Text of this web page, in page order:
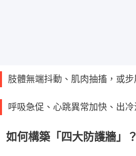
肢體無端抖動、肌肉抽搐，或
呼吸急促、心跳異常加快、出冷
如何構築「四大防護牆」？